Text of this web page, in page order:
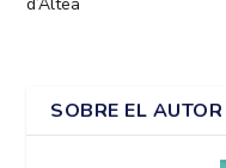
d’Altea
SOBRE EL AUTOR